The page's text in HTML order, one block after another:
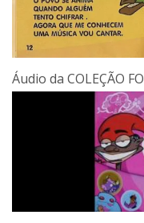
Áudio da COLEÇÃO